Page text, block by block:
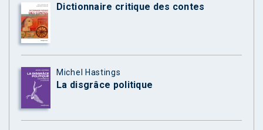
Dictionnaire critique des contes
Michel Hastings
La disgrâce politique